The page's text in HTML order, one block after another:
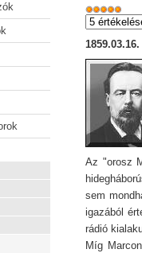
Az "orosz
sem
igazából
rádió
Míg